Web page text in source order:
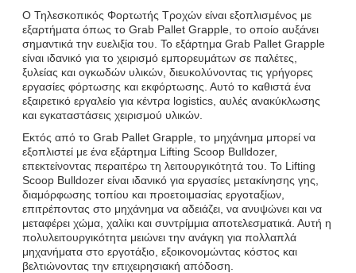
Ο Τηλεσκοπικός Φορτωτής Τροχών είναι εξοπλισμένος με
εξαρτήματα όπως το Grab Pallet Grapple, το οποίο αυξάνει
σημαντικά την ευελιξία του. Το εξάρτημα Grab Pallet Grapple
είναι ιδανικό για το χειρισμό εμπορευμάτων σε παλέτες,
ξυλείας και ογκωδών υλικών, διευκολύνοντας τις γρήγορες
εργασίες φόρτωσης και εκφόρτωσης. Αυτό το καθιστά ένα
εξαιρετικό εργαλείο για κέντρα logistics, αυλές ανακύκλωσης
και εγκαταστάσεις χειρισμού υλικών.
Εκτός από το Grab Pallet Grapple, το μηχάνημα μπορεί να
εξοπλιστεί με ένα εξάρτημα Lifting Scoop Bulldozer,
επεκτείνοντας περαιτέρω τη λειτουργικότητά του. Το Lifting
Scoop Bulldozer είναι ιδανικό για εργασίες μετακίνησης γης,
διαμόρφωσης τοπίου και προετοιμασίας εργοταξίων,
επιτρέποντας στο μηχάνημα να αδειάζει, να ανυψώνει και να
μεταφέρει χώμα, χαλίκι και συντρίμμια αποτελεσματικά. Αυτή η
πολυλειτουργικότητα μειώνει την ανάγκη για πολλαπλά
μηχανήματα στο εργοτάξιο, εξοικονομώντας κόστος και
βελτιώνοντας την επιχειρησιακή απόδοση.